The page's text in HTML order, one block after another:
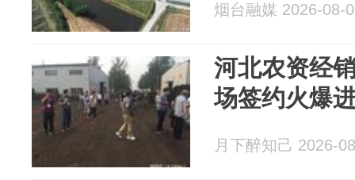
烟台融媒 2026-08-
河北农资经
场签约火爆
月下醉知己 2026-